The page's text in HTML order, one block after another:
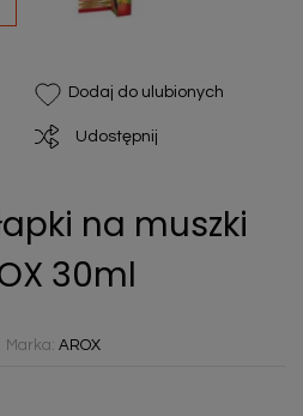
Dodaj do ulubionych
Udostępnij
na muszki
30ml
Marka: AROX